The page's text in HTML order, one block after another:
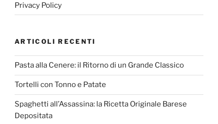
Privacy Policy
ARTICOLI RECENTI
Pasta alla Cenere: il Ritorno di un Grande Classico
Tortelli con Tonno e Patate
Spaghetti all’Assassina: la Ricetta Originale Barese
Depositata